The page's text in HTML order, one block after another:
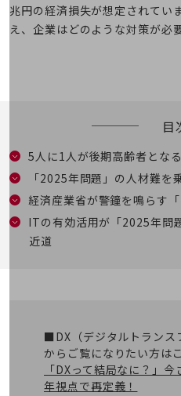
セキュリティ
運用管理
業務支援・マーケティング
災害対策・BCP
課題・ニーズで探す
業務効率化
災害対策
兆円の経済損失が想定されてい
え、企業はどのような対策が必
目
5人に1人が後期高齢者とな
「2025年問題」の人材難を
経済産業省が警鐘を鳴らす「
ITの有効活用が「2025年問
近道
■DX（デジタルトランス
からご覧になりたい方は
「DXって結局なに？」
年視点で再定義！